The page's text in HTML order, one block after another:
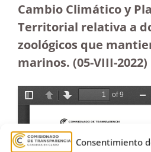
Consentimiento
Cambio Climático y
Territorial relativa a
zoológicos que
marinos. (05-VIII-2022)